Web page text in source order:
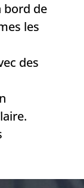
bord de
les
des